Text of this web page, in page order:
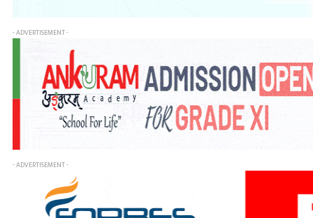
- ADVERTISEMENT -
- ADVERTISEMENT -